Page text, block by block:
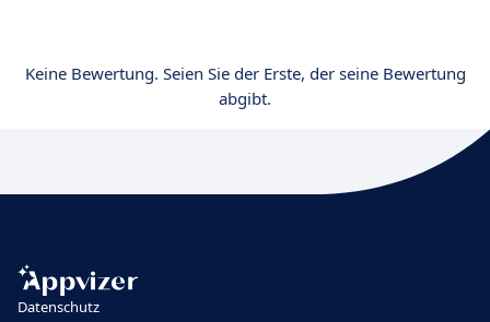
Keine Bewertung. Seien Sie der Erste, der seine Bewertung
abgibt.
Datenschutz